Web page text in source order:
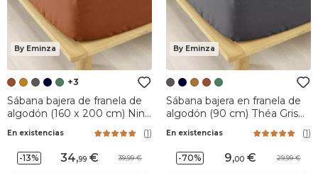
By Eminza
+3
Sábana bajera de franela de
algodón (160 x 200 cm) Nina
En existencias (1)
-13% 34,99 39,99
By Eminza
Sábana bajera en franela de
algodón (90 cm) Théa Gris
En existencias (1)
-70% 9,00 29,99